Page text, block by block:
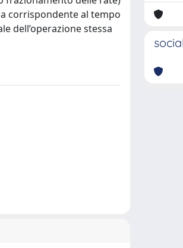
corrispondente al tempo
dell’operazione stessa